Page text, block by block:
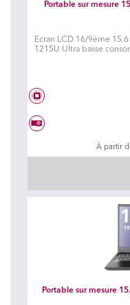
Portable sur mesure
Ecran LCD 16/9ème
1215U Ultra basse
Intel® Core™ i3 1215U
Carte graphique à choisirÀ partir
Portable sur mesure